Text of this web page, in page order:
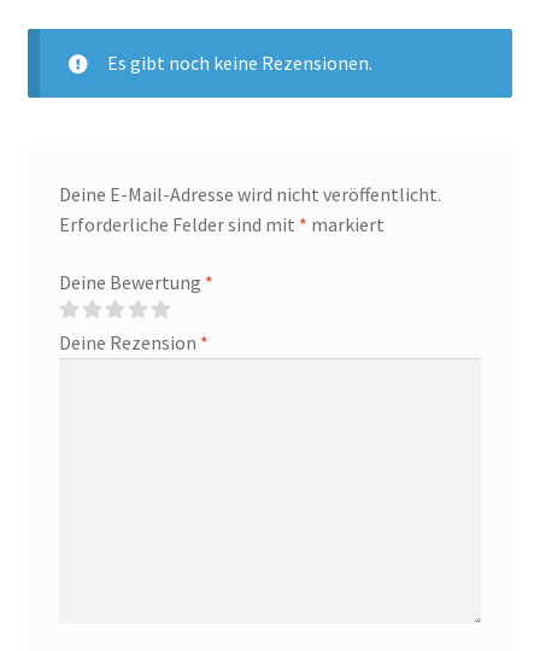
Es gibt noch keine Rezensionen.
Deine E-Mail-Adresse wird nicht veröffentlicht.
Erforderliche Felder sind mit * markiert
Deine Bewertung *
Deine Rezension *